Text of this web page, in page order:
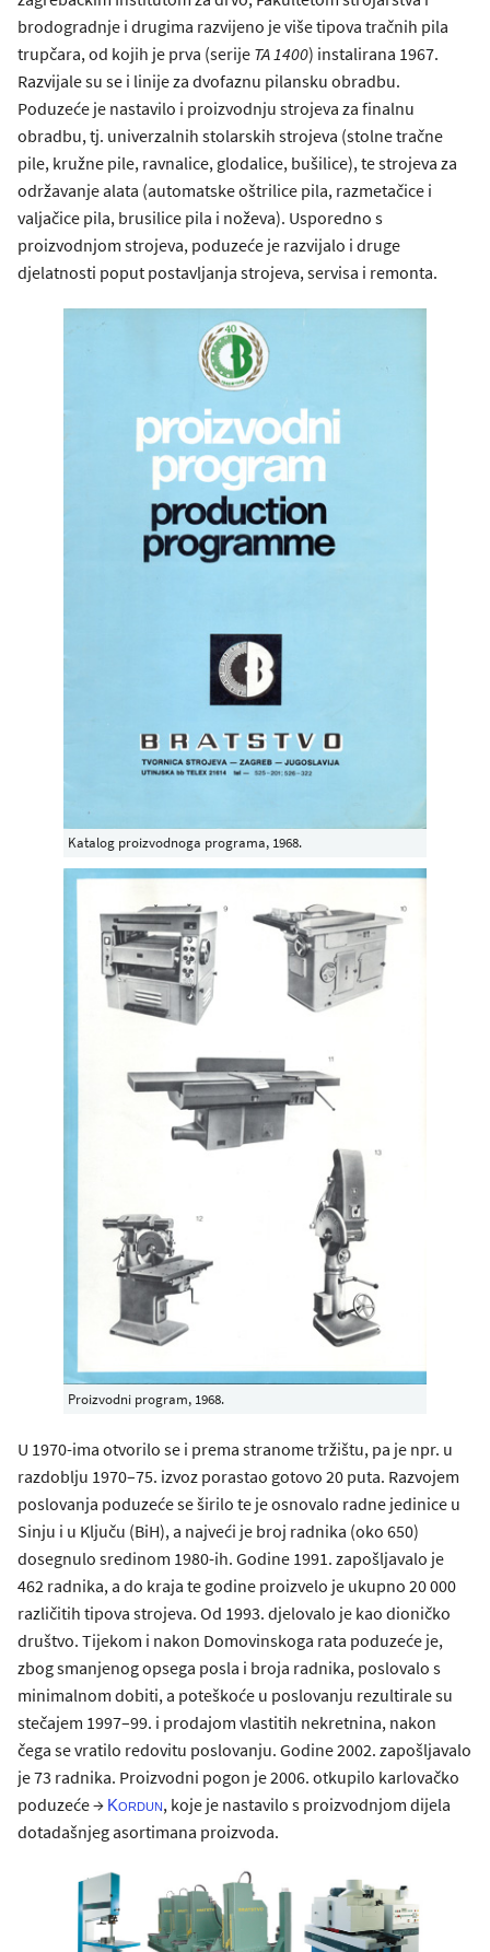
brodogradnje i drugima razvijeno je više tipova tračnih pila
trupčara, od kojih je prva (serije TA 1400) instalirana 1967.
Razvijale su se i linije za dvofaznu pilansku obradbu.
Poduzeće je nastavilo i proizvodnju strojeva za finalnu
obradbu, tj. univerzalnih stolarskih strojeva (stolne tračne
pile, kružne pile, ravnalice, glodalice, bušilice), te strojeva za
održavanje alata (automatske oštrilice pila, razmetačice i
valjačice pila, brusilice pila i noževa). Usporedno s
proizvodnjom strojeva, poduzeće je razvijalo i druge
djelatnosti poput postavljanja strojeva, servisa i remonta.
Katalog proizvodnoga programa, 1968.
Proizvodni program, 1968.
U 1970-ima otvorilo se i prema stranome tržištu, pa je npr. u
razdoblju 1970–75. izvoz porastao gotovo 20 puta. Razvojem
poslovanja poduzeće se širilo te je osnovalo radne jedinice u
Sinju i u Ključu (BiH), a najveći je broj radnika (oko 650)
dosegnulo sredinom 1980-ih. Godine 1991. zapošljavalo je
462 radnika, a do kraja te godine proizvelo je ukupno 20 000
različitih tipova strojeva. Od 1993. djelovalo je kao dioničko
društvo. Tijekom i nakon Domovinskoga rata poduzeće je,
zbog smanjenog opsega posla i broja radnika, poslovalo s
minimalnom dobiti, a poteškoće u poslovanju rezultirale su
stečajem 1997–99. i prodajom vlastitih nekretnina, nakon
čega se vratilo redovitu poslovanju. Godine 2002. zapošljavalo
je 73 radnika. Proizvodni pogon je 2006. otkupilo karlovačko
poduzeće → Kordun, koje je nastavilo s proizvodnjom dijela
dotadašnjeg asortimana proizvoda.